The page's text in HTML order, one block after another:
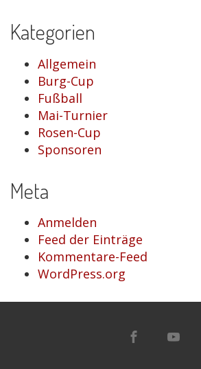
Kategorien
Allgemein
Burg-Cup
Fußball
Mai-Turnier
Rosen-Cup
Sponsoren
Meta
Anmelden
Feed der Einträge
Kommentare-Feed
WordPress.org